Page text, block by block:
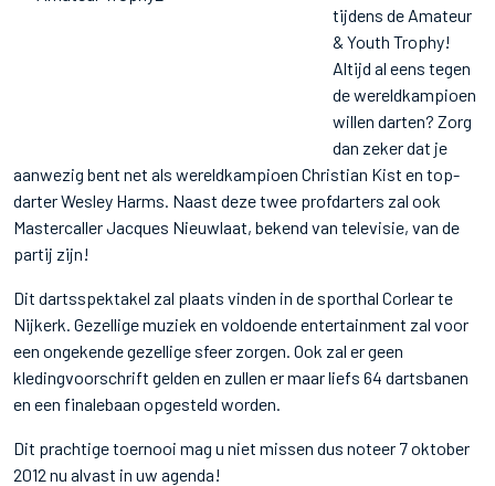
tijdens de Amateur
& Youth Trophy!
Altijd al eens tegen
de wereldkampioen
willen darten? Zorg
dan zeker dat je
aanwezig bent net als wereldkampioen Christian Kist en top-
darter Wesley Harms. Naast deze twee profdarters zal ook
Mastercaller Jacques Nieuwlaat, bekend van televisie, van de
partij zijn!
Dit dartsspektakel zal plaats vinden in de sporthal Corlear te
Nijkerk. Gezellige muziek en voldoende entertainment zal voor
een ongekende gezellige sfeer zorgen. Ook zal er geen
kledingvoorschrift gelden en zullen er maar liefs 64 dartsbanen
en een finalebaan opgesteld worden.
Dit prachtige toernooi mag u niet missen dus noteer 7 oktober
2012 nu alvast in uw agenda!